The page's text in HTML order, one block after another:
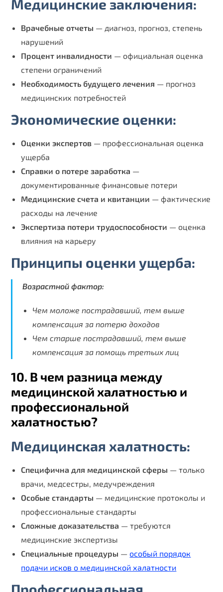
Медицинские заключения:
Врачебные отчеты — диагноз, прогноз, степень
нарушений
Процент инвалидности — официальная оценка
степени ограничений
Необходимость будущего лечения — прогноз
медицинских потребностей
Экономические оценки:
Оценки экспертов — профессиональная оценка
ущерба
Справки о потере заработка —
документированные финансовые потери
Медицинские счета и квитанции — фактические
расходы на лечение
Экспертиза потери трудоспособности — оценка
влияния на карьеру
Принципы оценки ущерба:
Возрастной фактор:
Чем моложе пострадавший, тем выше
компенсация за потерю доходов
Чем старше пострадавший, тем выше
компенсация за помощь третьих лиц
10. В чем разница между
медицинской халатностью и
профессиональной
халатностью?
Медицинская халатность:
Специфична для медицинской сферы — только
врачи, медсестры, медучреждения
Особые стандарты — медицинские протоколы и
профессиональные стандарты
Сложные доказательства — требуются
медицинские экспертизы
Специальные процедуры — особый порядок
подачи исков о медицинской халатности